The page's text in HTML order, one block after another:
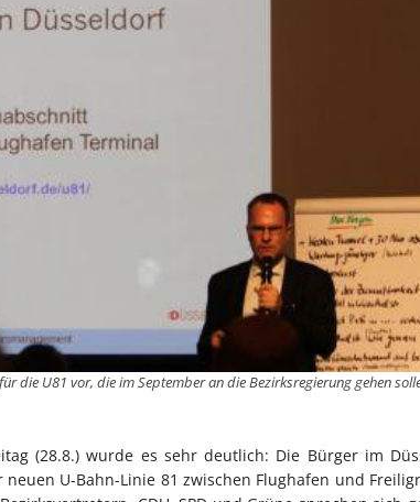
die U81 vor, die im September an die Bezirksregierung gehen
(28.8.) wurde es sehr deutlich: Die Bürger im
U-Bahn-Linie 81 zwischen Flughafen und